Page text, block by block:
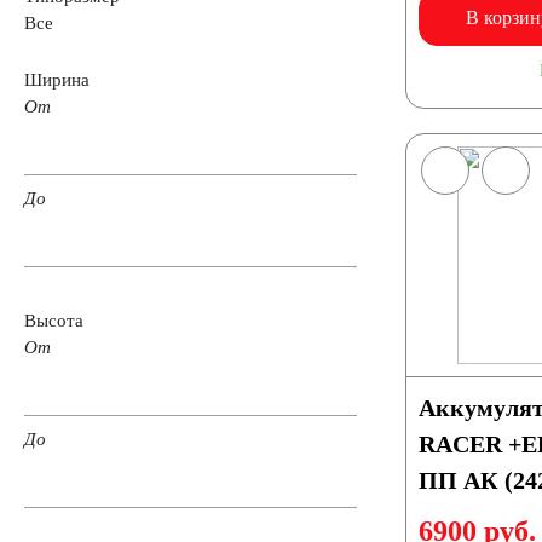
106 А/ч 110 А/ч
Все
Ширина
От
До
Высота
От
До
В
RACER
ПП АК
6900 руб.